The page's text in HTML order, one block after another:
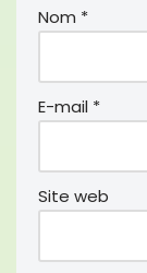
Nom *
E-mail *
Site web